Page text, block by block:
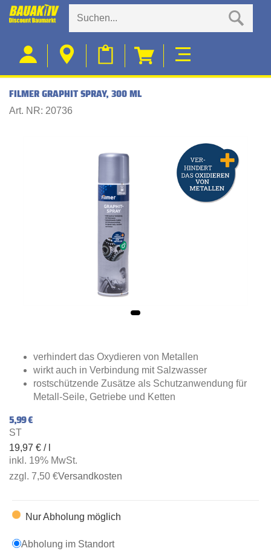
FILMER GRAPHIT SPRAY, 300 ML
Art. NR: 20736
verhindert das Oxydieren von Metallen
wirkt auch in Verbindung mit Salzwasser
rostschützende Zusätze als Schutzanwendung für
Metall-Seile, Getriebe und Ketten
5,99 €
ST
19,97 € / l
inkl. 19% MwSt.
zzgl. 7,50 €Versandkosten
Nur Abholung möglich
Abholung im Standort